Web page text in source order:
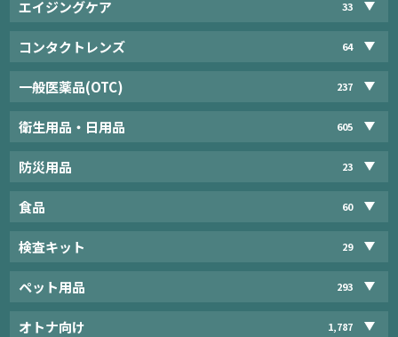
エイジングケア 33
コンタクトレンズ 64
一般医薬品(OTC) 237
衛生用品・日用品 605
防災用品 23
食品 60
検査キット 29
ペット用品 293
オトナ向け 1,787